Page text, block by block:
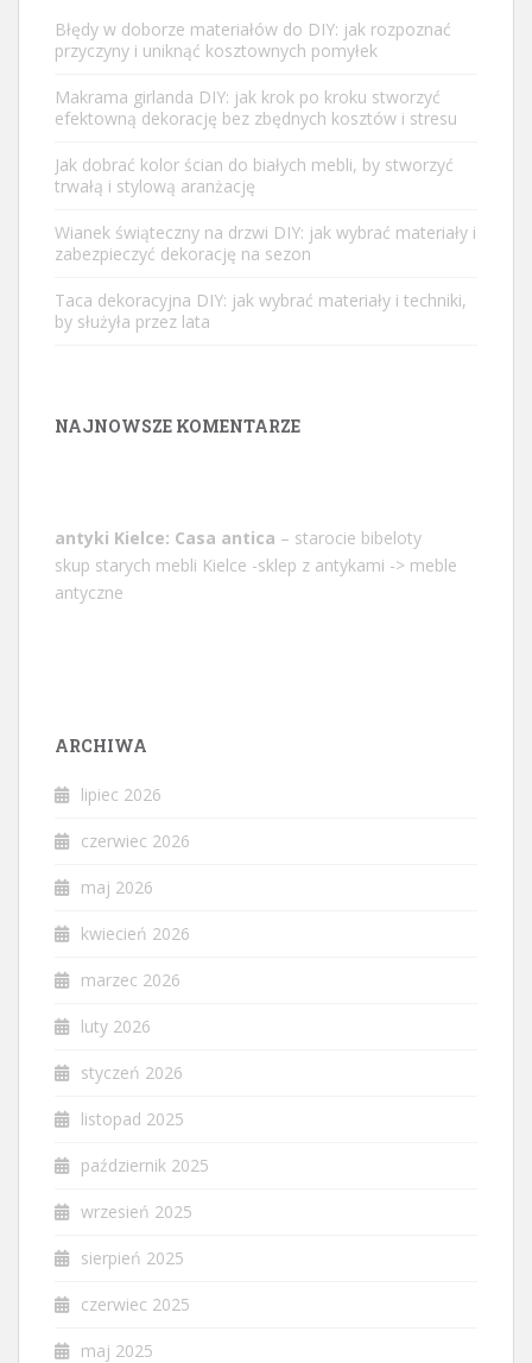
Błędy w doborze materiałów do DIY: jak rozpoznać
przyczyny i uniknąć kosztownych pomyłek
Makrama girlanda DIY: jak krok po kroku stworzyć
efektowną dekorację bez zbędnych kosztów i stresu
Jak dobrać kolor ścian do białych mebli, by stworzyć
trwałą i stylową aranżację
Wianek świąteczny na drzwi DIY: jak wybrać materiały i
zabezpieczyć dekorację na sezon
Taca dekoracyjna DIY: jak wybrać materiały i techniki,
by służyła przez lata
NAJNOWSZE KOMENTARZE
antyki Kielce: Casa antica – starocie bibeloty
skup starych mebli Kielce -sklep z antykami -> meble
antyczne
ARCHIWA
lipiec 2026
czerwiec 2026
maj 2026
kwiecień 2026
marzec 2026
luty 2026
styczeń 2026
listopad 2025
październik 2025
wrzesień 2025
sierpień 2025
czerwiec 2025
maj 2025